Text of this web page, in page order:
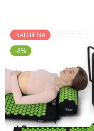
NAUJIENA
-8%